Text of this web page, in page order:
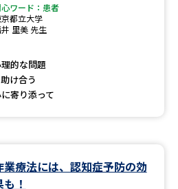
ワード：患者
京都立大学
里美 先生
的な問題
け合う
寄り添って
業療法には、認知症予防の効
！